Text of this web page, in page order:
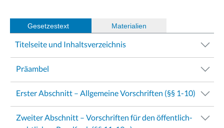
Gesetzestext Materialien
Titelseite und Inhaltsverzeichnis
Präambel
Erster Abschnitt – Allgemeine Vorschriften (§§ 1-10)
Zweiter Abschnitt – Vorschriften für den öffentlich-